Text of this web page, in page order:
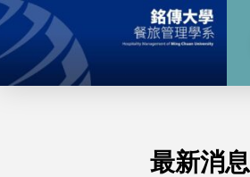
最新消息